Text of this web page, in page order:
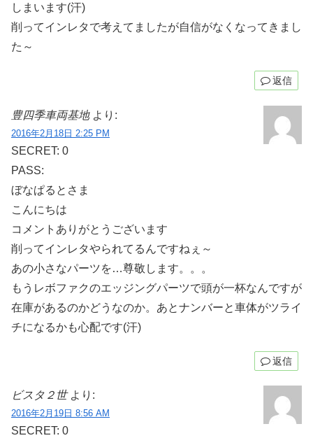
しまいます(汗)
削ってインレタで考えてましたが自信がなくなってきまし
た～
返信
豊四季車両基地 より:
2016年2月18日 2:25 PM
SECRET: 0
PASS:
ぼなぱるとさま
こんにちは
コメントありがとうございます
削ってインレタやられてるんですねぇ～
あの小さなパーツを…尊敬します。。。
もうレボファクのエッジングパーツで頭が一杯なんですが
在庫があるのかどうなのか。あとナンバーと車体がツライ
チになるかも心配です(汗)
返信
ビスタ２世 より:
2016年2月19日 8:56 AM
SECRET: 0